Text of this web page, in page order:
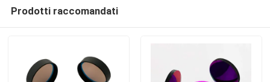
Prodotti raccomandati